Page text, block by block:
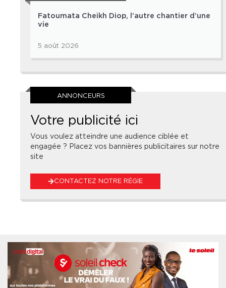
Fatoumata Cheikh Diop, l’autre chantier d’une
vie
5 août 2026
ANNONCEURS
Votre publicité ici
Vous voulez atteindre une audience ciblée et
engagée ? Placez vos bannières publicitaires sur notre
site
CONTACTEZ NOTRE RÉGIE